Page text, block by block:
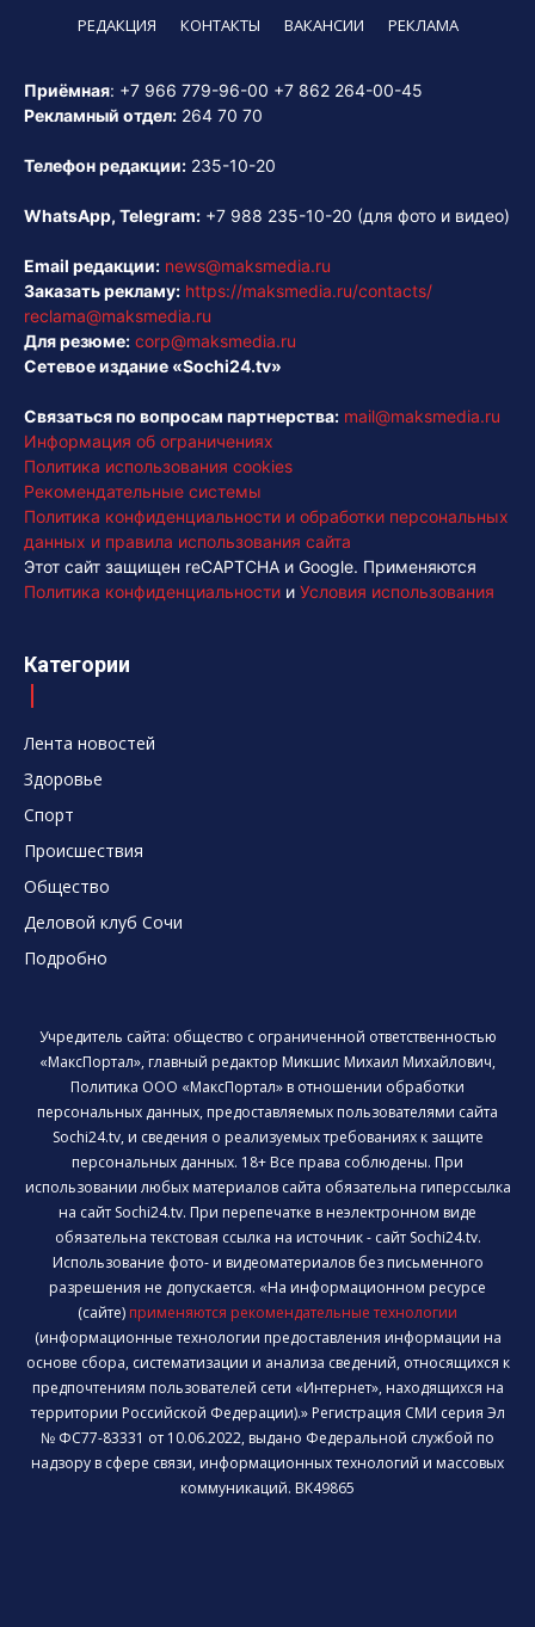
РЕДАКЦИЯ КОНТАКТЫ ВАКАНСИИ РЕКЛАМА
Приёмная: +7 966 779-96-00 +7 862 264-00-45
Рекламный отдел: 264 70 70
Телефон редакции: 235-10-20
WhatsApp, Telegram: +7 988 235-10-20 (для фото и видео)
Email редакции: news@maksmedia.ru
Заказать рекламу: https://maksmedia.ru/contacts/
reclama@maksmedia.ru
Для резюме: corp@maksmedia.ru
Сетевое издание «Sochi24.tv»
Связаться по вопросам партнерства: mail@maksmedia.ru
Информация об ограничениях
Политика использования cookies
Рекомендательные системы
Политика конфиденциальности и обработки персональных
данных и правила использования сайта
Этот сайт защищен reCAPTCHA и Google. Применяются
Политика конфиденциальности и Условия использования
Категории
Лента новостей
Здоровье
Спорт
Происшествия
Общество
Деловой клуб Сочи
Подробно
Учредитель сайта: общество с ограниченной ответственностью
«МаксПортал», главный редактор Микшис Михаил Михайлович,
Политика ООО «МаксПортал» в отношении обработки
персональных данных, предоставляемых пользователями сайта
Sochi24.tv, и сведения о реализуемых требованиях к защите
персональных данных. 18+ Все права соблюдены. При
использовании любых материалов сайта обязательна гиперссылка
на сайт Sochi24.tv. При перепечатке в неэлектронном виде
обязательна текстовая ссылка на источник - сайт Sochi24.tv.
Использование фото- и видеоматериалов без письменного
разрешения не допускается. «На информационном ресурсе
(сайте) применяются рекомендательные технологии
(информационные технологии предоставления информации на
основе сбора, систематизации и анализа сведений, относящихся к
предпочтениям пользователей сети «Интернет», находящихся на
территории Российской Федерации).» Регистрация СМИ серия Эл
№ ФС77-83331 от 10.06.2022, выдано Федеральной службой по
надзору в сфере связи, информационных технологий и массовых
коммуникаций. ВК49865